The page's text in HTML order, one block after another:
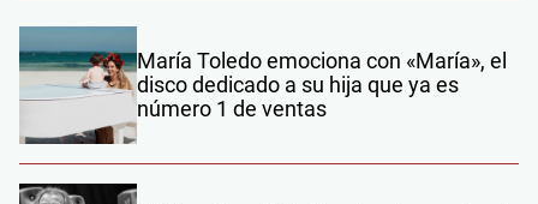
María Toledo emociona con «María», el
disco dedicado a su hija que ya es
número 1 de ventas